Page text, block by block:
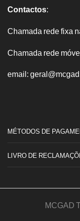
Contactos:
Chamada rede fixa
Chamada rede
email:
MÉTODOS DE
LIVRO DE
MCGAD